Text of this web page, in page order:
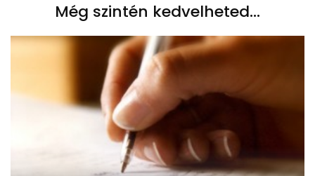
Még szintén kedvelheted...